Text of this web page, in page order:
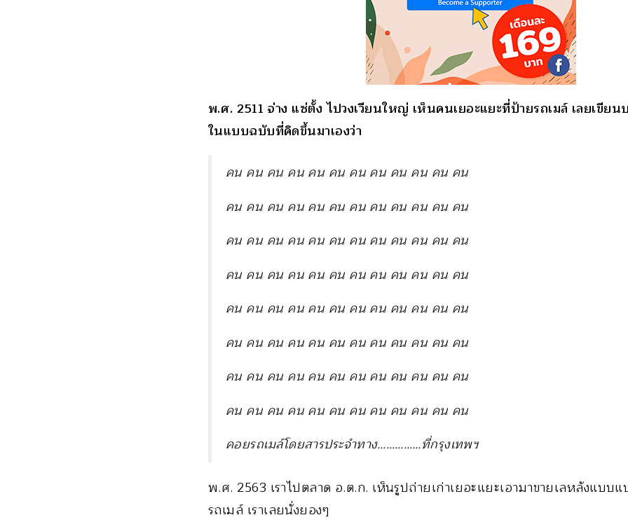
พ.ศ. 2511 จ่าง แซ่ตั้ง ไปวงเวียนใหญ่ เห็นคนเยอะแยะที่ป้ายรถเมล์ เลยเขียน
ในแบบฉบับที่คิดขึ้นมาเองว่า
คน คน คน คน คน คน คน คน คน คน คน คน
คน คน คน คน คน คน คน คน คน คน คน คน
คน คน คน คน คน คน คน คน คน คน คน คน
คน คน คน คน คน คน คน คน คน คน คน คน
คน คน คน คน คน คน คน คน คน คน คน คน
คน คน คน คน คน คน คน คน คน คน คน คน
คน คน คน คน คน คน คน คน คน คน คน คน
คน คน คน คน คน คน คน คน คน คน คน คน
คอยรถเมล์โดยสารประจำทาง……………ที่กรุงเทพฯ
พ.ศ. 2563 เราไปตลาด อ.ต.ก. เห็นรูปถ่ายเก่าเยอะแยะเอามาขายเลหลังแบบ
รถเมล์ เราเลยนั่งยองๆ